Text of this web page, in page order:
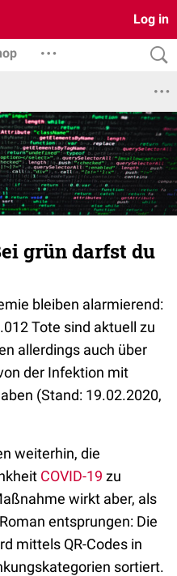
Log in
grün darfst du
bleiben alarmierend:
Tote sind aktuell zu
allerdings auch über
der Infektion mit
(Stand: 19.02.2020,
weiterhin, die
COVID-19 zu
wirkt aber, als
entsprungen: Die
mittels QR-Codes in
sortiert.